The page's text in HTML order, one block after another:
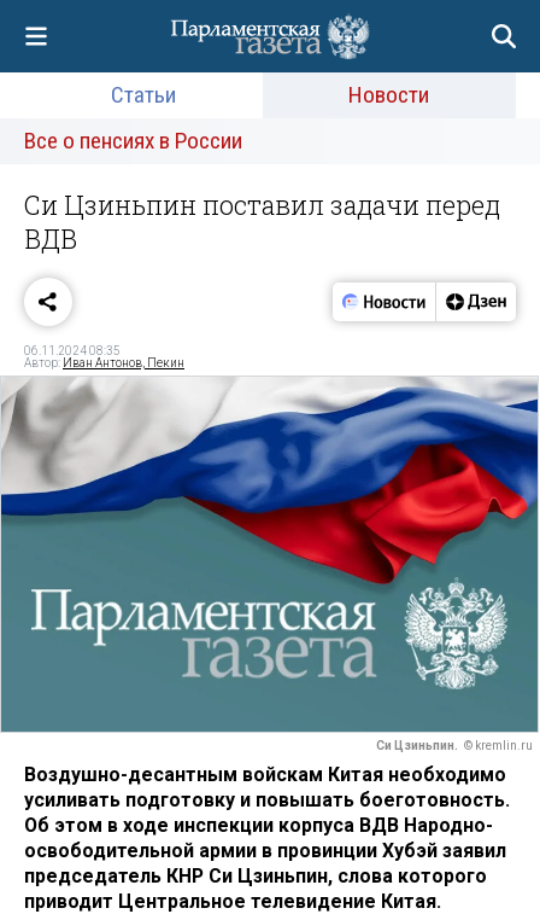
Статьи
Новости
Все о пенсиях в России
Си Цзиньпин поставил задачи перед
ВДВ
06.11.2024 08:35
Автор: Иван Антонов, Пекин
Си Цзиньпин. © kremlin.ru
Воздушно-десантным войскам Китая необходимо
усиливать подготовку и повышать боеготовность.
Об этом в ходе инспекции корпуса ВДВ Народно-
освободительной армии в провинции Хубэй заявил
председатель КНР Си Цзиньпин, слова которого
приводит Центральное телевидение Китая.